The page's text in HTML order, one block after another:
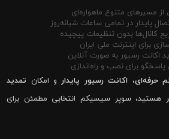
از مسیرهای متنوع ماهواره‌ای
پایدار در تمامی ساعات شبانه‌روز
کانال‌ها بدون تنظیمات پیچیده
برای اینترنت ملی ایران
اکانت رسیور به صورت آنلاین
پاسخگو برای نصب و راه‌اندازی
حرفه‌ای، اکانت رسیور پایدارو امکان تمدید
هستید، سوپر سیسیکم انتخابی مطمئن برای